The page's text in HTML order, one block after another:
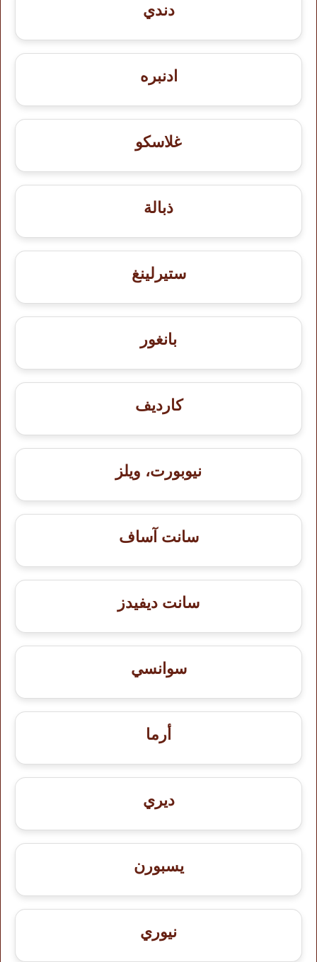
دندي
ادنبره
غلاسكو
ذبالة
ستيرلينغ
بانغور
كارديف
نيوبورت، ويلز
سانت آساف
سانت ديفيدز
سوانسي
أرما
ديري
يسبورن
نيوري